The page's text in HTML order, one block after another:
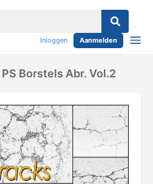
Inloggen Aanmelden
Borstels Abr. Vol.2